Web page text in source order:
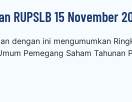
RUPSLB 15 November
dengan ini mengumumkan
Pemegang Saham Tahunan